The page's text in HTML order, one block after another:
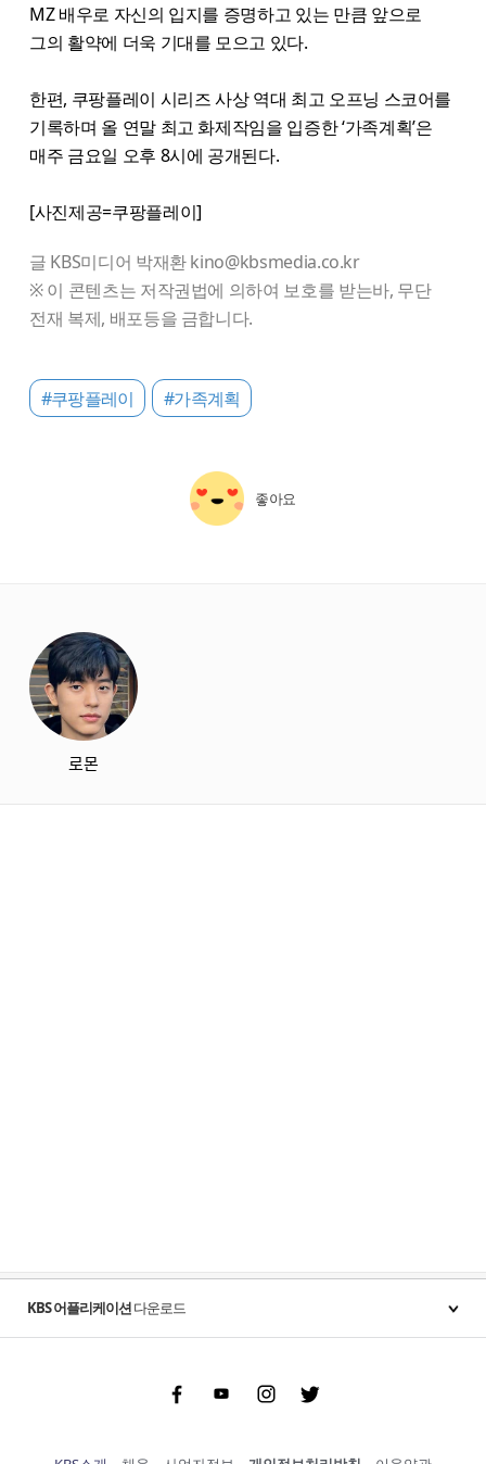
MZ 배우로 자신의 입지를 증명하고 있는 만큼 앞으로
그의 활약에 더욱 기대를 모으고 있다.
한편, 쿠팡플레이 시리즈 사상 역대 최고 오프닝 스코어를
기록하며 올 연말 최고 화제작임을 입증한 ‘가족계획’은
매주 금요일 오후 8시에 공개된다.
[사진제공=쿠팡플레이]
글 KBS미디어 박재환 kino@kbsmedia.co.kr
※ 이 콘텐츠는 저작권법에 의하여 보호를 받는바, 무단
전재 복제, 배포등을 금합니다.
#쿠팡플레이 #가족계획
좋아요
로몬
KBS 어플리케이션다운로드
FacebookYoutubeInstgram Twitter